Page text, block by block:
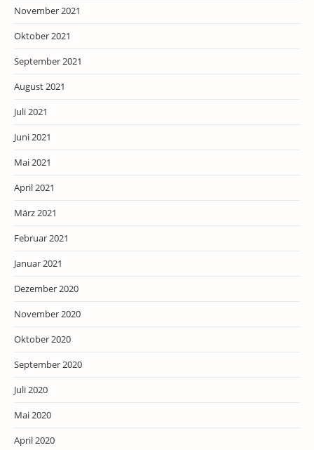
November 2021
Oktober 2021
September 2021
August 2021
Juli 2021
Juni 2021
Mai 2021
April 2021
März 2021
Februar 2021
Januar 2021
Dezember 2020
November 2020
Oktober 2020
September 2020
Juli 2020
Mai 2020
April 2020